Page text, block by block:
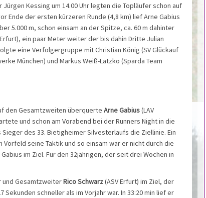
Kessing um 14.00 Uhr legten die Topläufer schon auf
Ende der ersten kürzeren Runde (4,8 km) lief Arne Gabius
5.000 m, schon einsam an der Spitze, ca. 60 m dahinter
ein paar Meter weiter der bis dahin Dritte Julian
eine Verfolgergruppe mit Christian König (SV Glückauf
München) und Markus Weiß-Latzko (Sparda Team
den Gesamtzweiten überquerteArne Gabius(LAV
und schon am Vorabend bei der Runners Night in die
des 33. Bietigheimer Silvesterlaufs die Ziellinie. Ein
seine Taktik und so einsam war er nicht durch die
im Ziel. Für den 32jährigen, der seit drei Wochen in
und GesamtzweiterRico Schwarz(ASV Erfurt) im Ziel, der
schneller als im Vorjahr war. In 33:20 min lief er